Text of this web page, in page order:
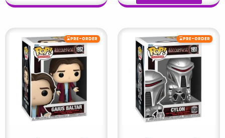
⌛PRE-ORDER ⌛PRE-ORDER